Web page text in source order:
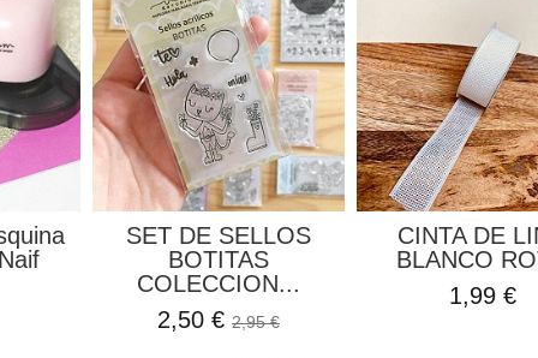
en las...
Caja Ojales Aluminio
Color Amarillo...
1,69 €1,99 €
Tinta Onyx
1,99 €